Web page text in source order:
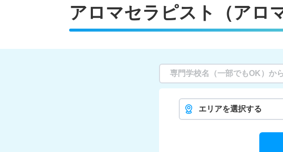
アロマセラピスト（アロ
エリアを選択する